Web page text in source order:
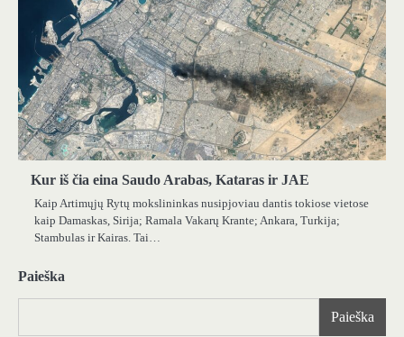
Kur iš čia eina Saudo Arabas, Kataras ir JAE
Kaip Artimųjų Rytų mokslininkas nusipjoviau dantis tokiose vietose
kaip Damaskas, Sirija; Ramala Vakarų Krante; Ankara, Turkija;
Stambulas ir Kairas. Tai…
Paieška
Paieška